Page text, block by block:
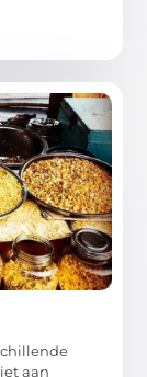
aan